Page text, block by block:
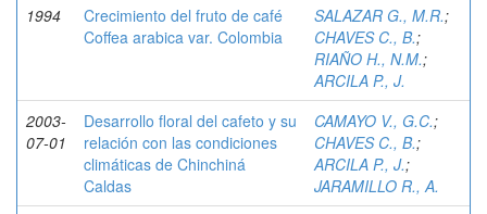
1994
Crecimiento del fruto de café
Coffea arabica var. Colombia
SALAZAR G., M.R.;
CHAVES C., B.;
RIAÑO H., N.M.;
ARCILA P., J.
2003-
07-01
Desarrollo floral del cafeto y su
relación con las condiciones
climáticas de Chinchiná
Caldas
CAMAYO V., G.C.;
CHAVES C., B.;
ARCILA P., J.;
JARAMILLO R., A.